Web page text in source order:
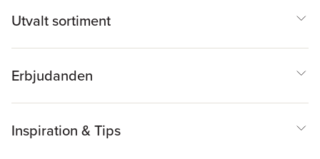
Utvalt sortiment
Erbjudanden
Inspiration & Tips